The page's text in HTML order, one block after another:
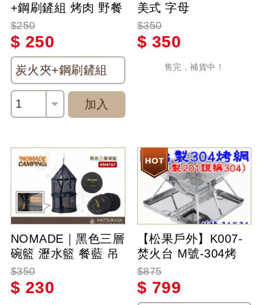
+鋼刷鏟組 烤肉 野餐
露營
$250
$ 250
炭火夾+鋼刷鏟組
1 加入
美式 字母
$350
$ 350
售完，補貨中！
NOMADE｜黑色三層
碗籃 瀝水籃 餐藍 吊
籃 碗籃 -＃N4767
$350
$ 230
【松果戶外】K007-
焚火台 M號-304烤
網-SGS檢驗合格-附
收納盒-烤肉爐-烤肉
架-取暖-暖爐
$875
$ 799